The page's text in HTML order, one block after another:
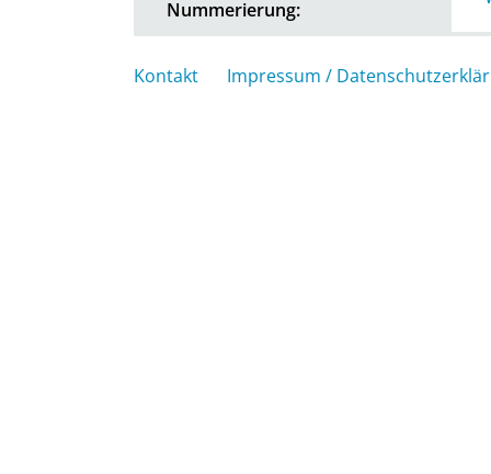
Nummerierung:
Kontakt Impressum /